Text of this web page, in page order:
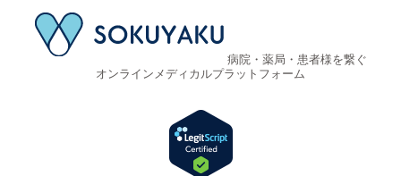
病院・薬局・患者様を繋ぐ
オンラインメディカルプラットフォーム